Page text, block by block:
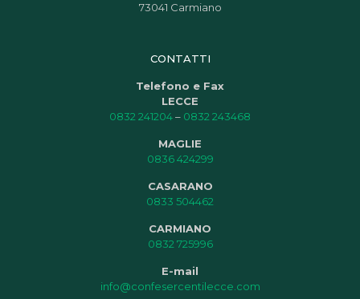
73041 Carmiano
CONTATTI
Telefono e Fax
LECCE
0832 241204– 0832 243468
MAGLIE
0836 424299
CASARANO
0833 504462
CARMIANO
0832 725996
E-mail
info@confesercentilecce.com